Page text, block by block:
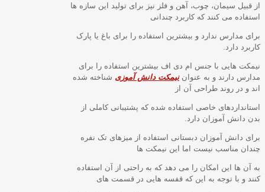
از قبیل سیمان، چوب، آهن و فلز نیز برای تولید این سازه ها
استفاده می کنند که کاربرد چندانی
برای مدارس ندارد و بیشترین استفاده را برای باغ یا پارک
کاربرد دارد.
نیمکت هایی با جنس ام دی اف بیشترین استفاده را برای
مدارس دارند و به عنواننیمکت دانش آموزی شناخته شده
اند و در روند طراحی آن از
استانداردهای خاصی استفاده شده که پشتیبانی کاملی از
بدن دانش آموزان دارد.
برای دانش آموزان دبستانی استفاده از میزهای تک نفره
چندان مناسب نیست اما این نیمکت ها
به آن ها این امکان را می دهد که به راحتی از آن استفاده
کنند و با توجه به این که قفسه هایی در قسمت های